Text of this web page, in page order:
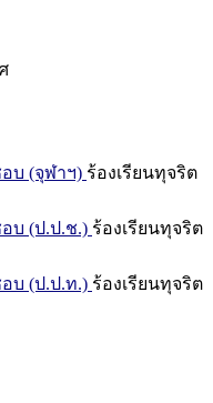
บ (จุฬาฯ) ร้องเรียนทุจริต
บ (ป.ป.ช.) ร้องเรียนทุจริต
บ (ป.ป.ท.) ร้องเรียนทุจริต